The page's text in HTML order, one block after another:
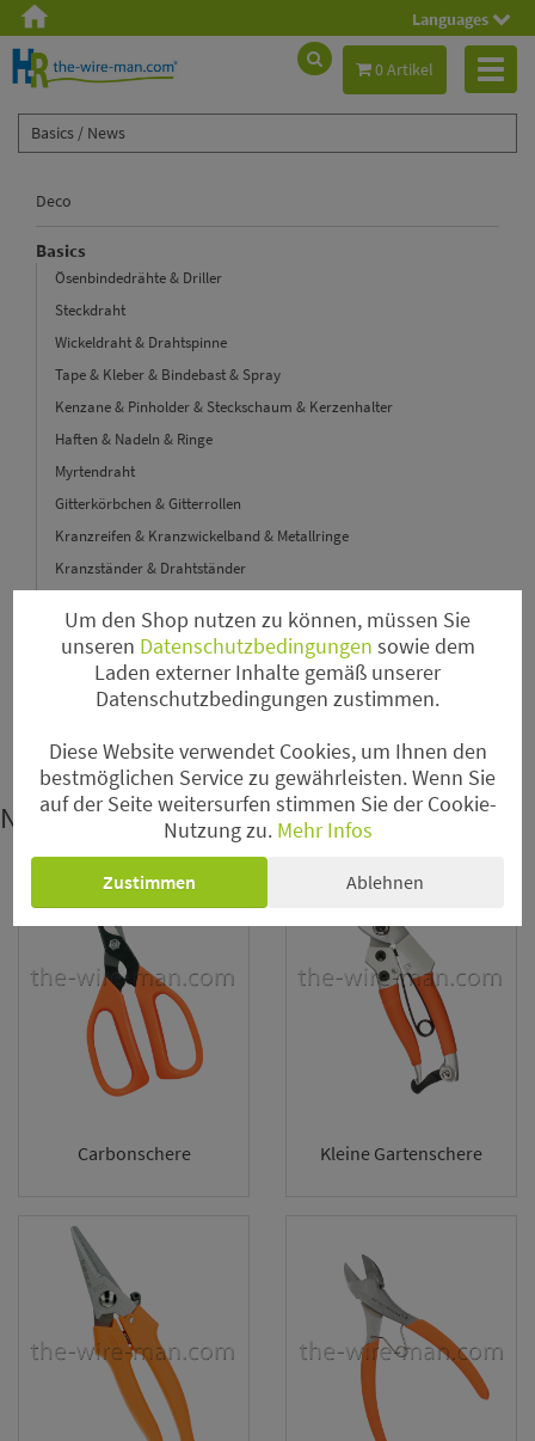
Languages
0 Artikel
Basics / News
Deco
Basics
Ösenbindedrähte & Driller
Steckdraht
Wickeldraht & Drahtspinne
Tape & Kleber & Bindebast & Spray
Kenzane & Pinholder & Steckschaum & Kerzenhalter
Haften & Nadeln & Ringe
Myrtendraht
Gitterkörbchen & Gitterrollen
Kranzreifen & Kranzwickelband & Metallringe
Kranzständer & Drahtständer
Werkzeuge
GaLaBau
Sale
News
Carbonschere Kleine Gartenschere
Um den Shop nutzen zu können, müssen Sie
unseren Datenschutzbedingungen sowie dem
Laden externer Inhalte gemäß unserer
Datenschutzbedingungen zustimmen.
Diese Website verwendet Cookies, um Ihnen den
bestmöglichen Service zu gewährleisten. Wenn Sie
auf der Seite weitersurfen stimmen Sie der Cookie-
Nutzung zu. Mehr Infos
Zustimmen Ablehnen